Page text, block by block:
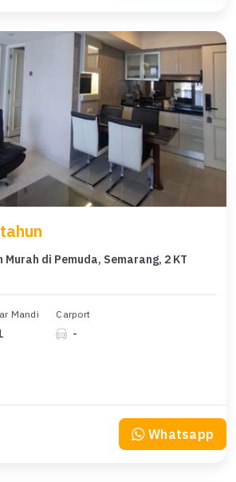
di Pemuda, Semarang, 2 KT
Mandi Carport
-
Whatsapp